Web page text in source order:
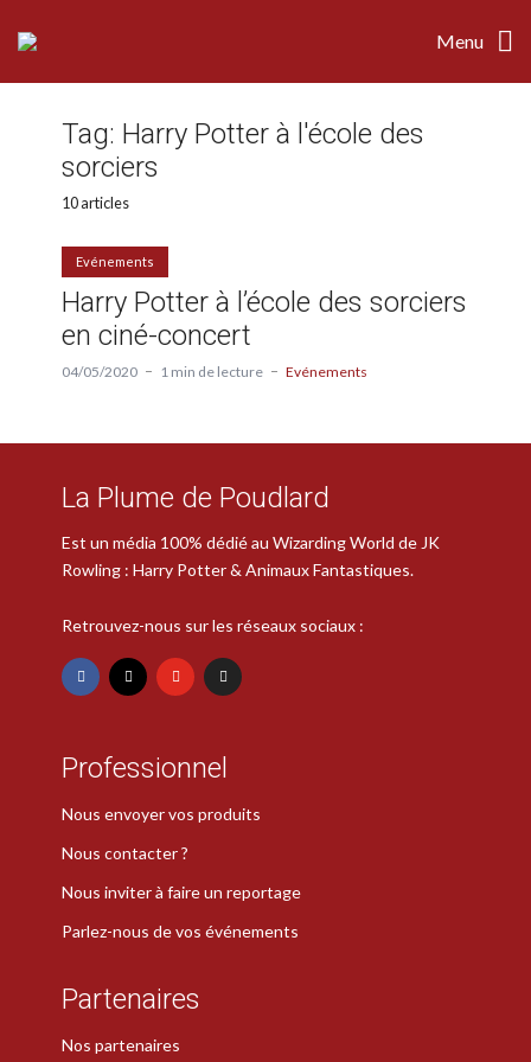
Menu
Tag: Harry Potter à l'école des
sorciers
10 articles
Evénements
Harry Potter à l’école des sorciers
en ciné-concert
04/05/2020 1 min de lecture Evénements
La Plume de Poudlard
Est un média 100% dédié au Wizarding World de JK
Rowling : Harry Potter & Animaux Fantastiques.
Retrouvez-nous sur les réseaux sociaux :
Professionnel
Nous envoyer vos produits
Nous contacter ?
Nous inviter à faire un reportage
Parlez-nous de vos événements
Partenaires
Nos partenaires